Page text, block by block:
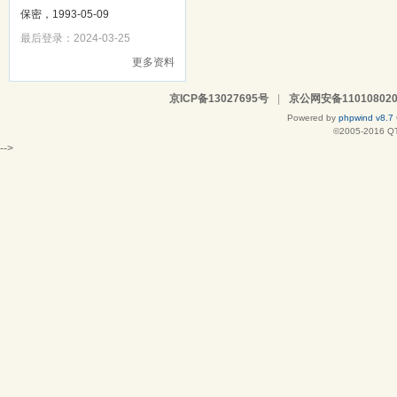
保密，1993-05-09
最后登录：2024-03-25
更多资料
京ICP备13027695号 京公网安备
Powered by phpwind v8.7
©2005-2016
-->